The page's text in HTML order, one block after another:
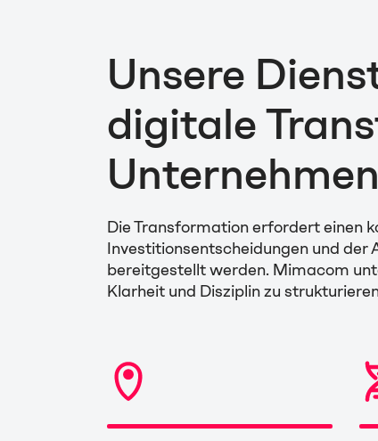
Unsere
digitale
Unternehmen
Die Transformation erfordert einen
Investitionsentscheidungen und
bereitgestellt werden. Mimacom
Klarheit und Disziplin zu